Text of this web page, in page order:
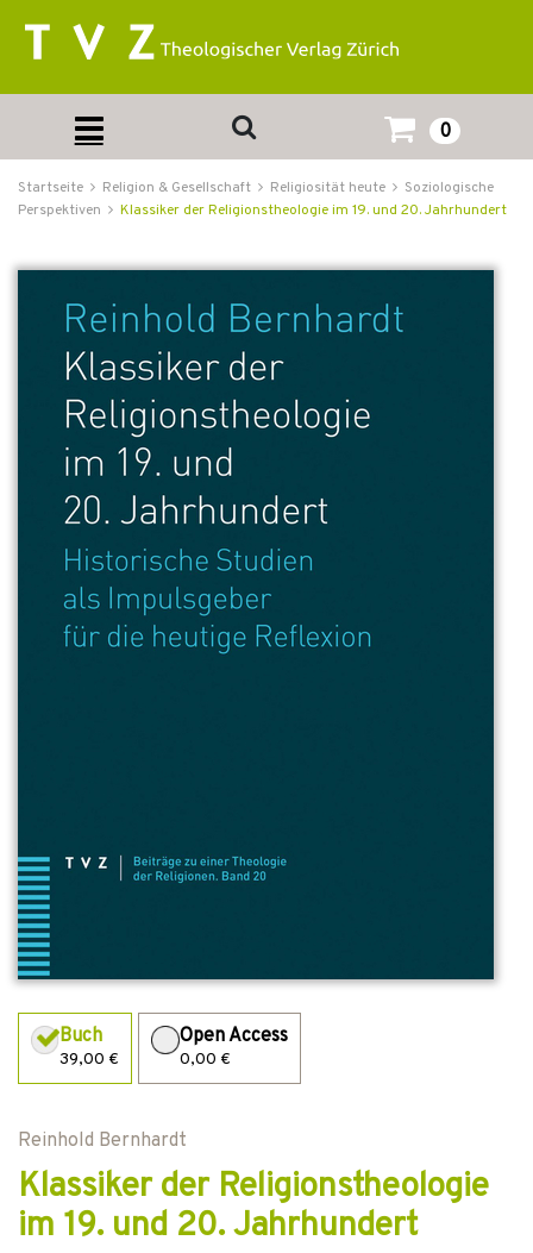
0
Startseite Religion & Gesellschaft Religiosität heute
Soziologische
Perspektiven
Klassiker der Religionstheologie im 19. und 20. Jahrhundert
Buch
39,00 €
Open Access
0,00 €
Reinhold Bernhardt
Klassiker der Religionstheologie
im 19. und 20. Jahrhundert